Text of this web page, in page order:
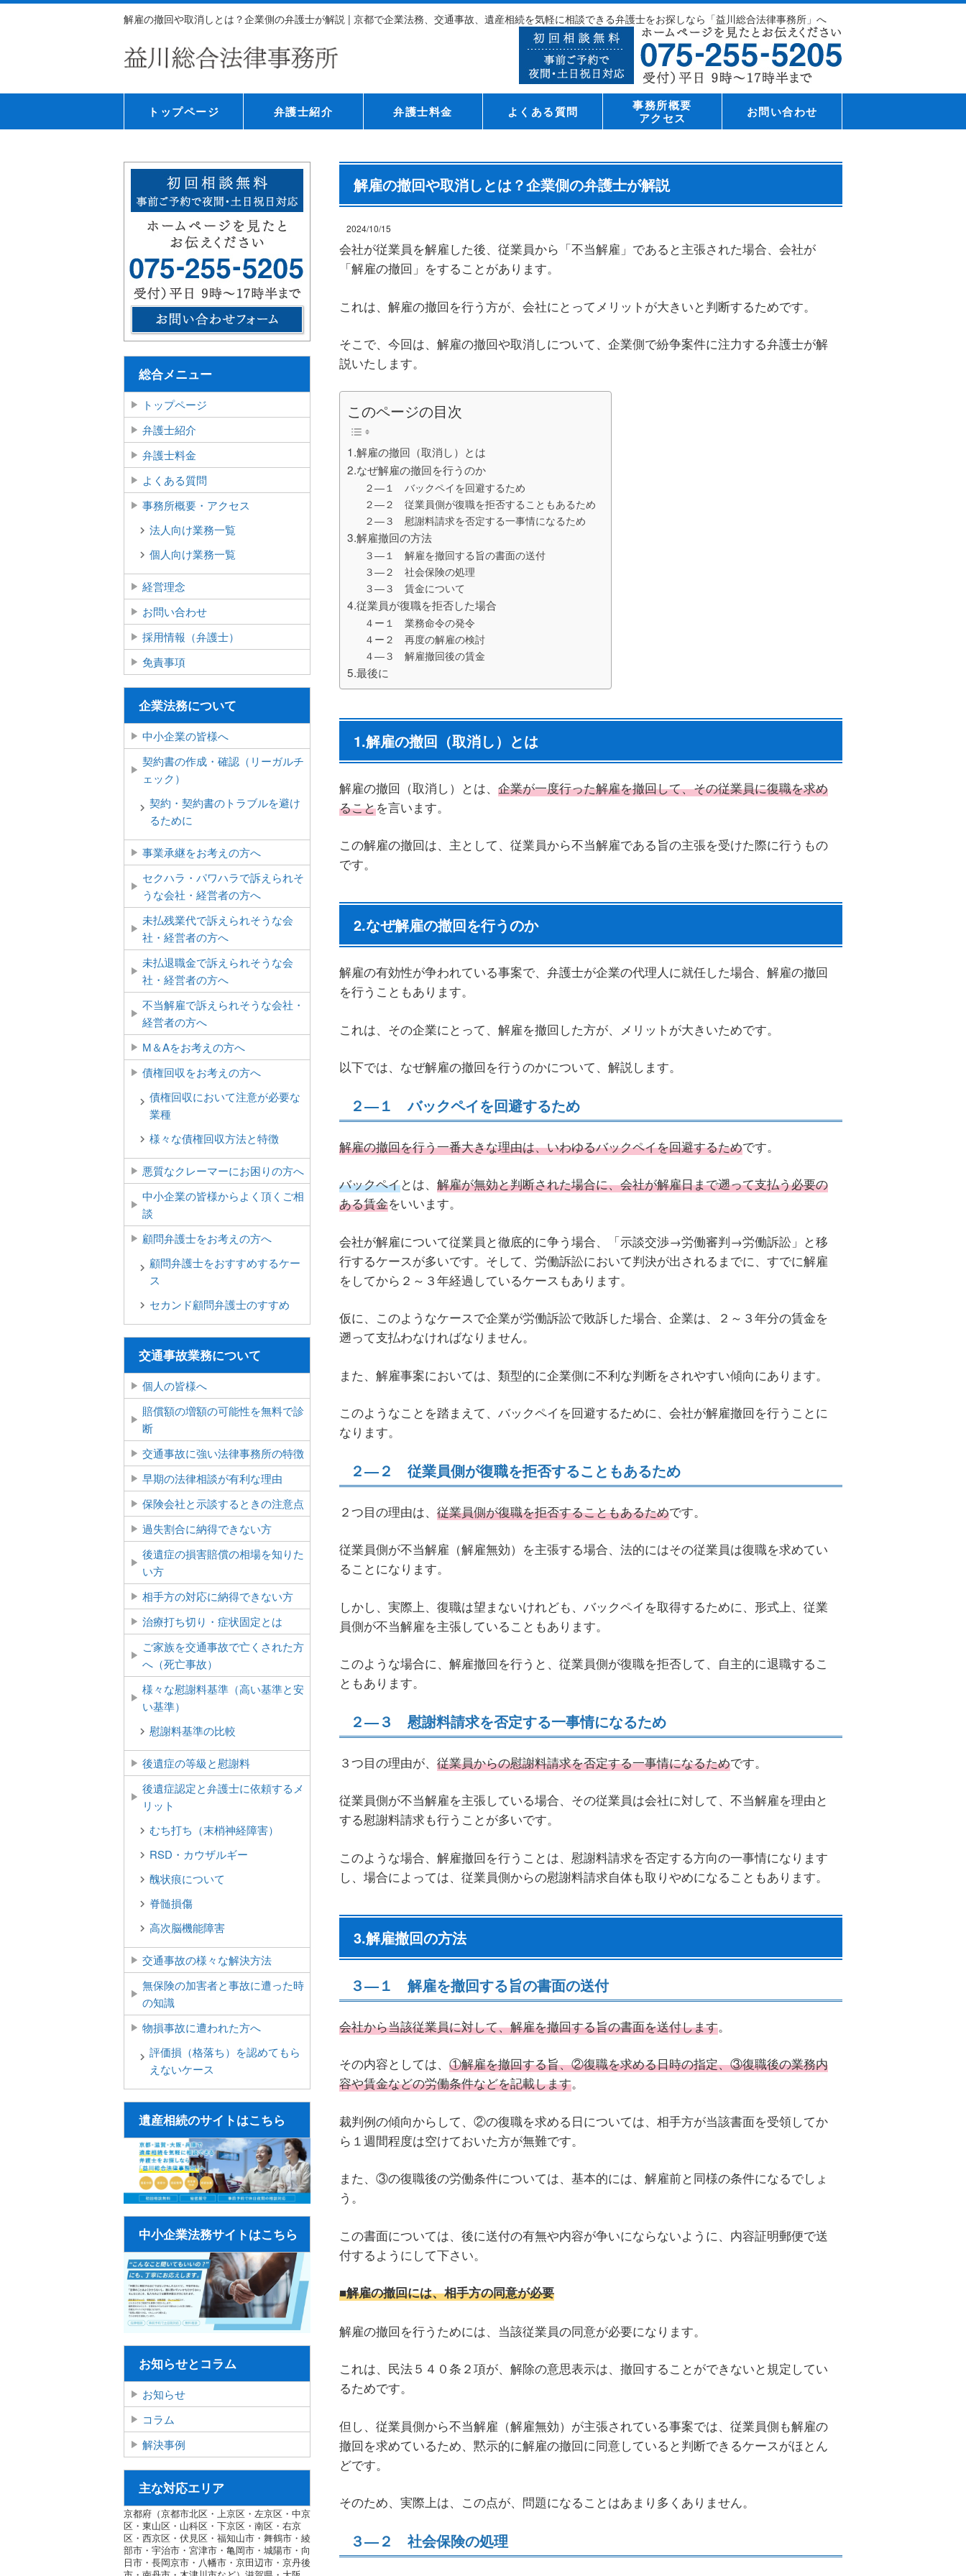
解雇の撤回や取消しとは？企業側の弁護士が解説 | 京都で企業法務、交通事故、遺産相続を気軽に相談できる弁護士をお探しなら「益川総合法律事務所」へ
トップページ 弁護士紹介 弁護士料金 よくある質問
事務所概要
アクセス
お問い合わせ
解雇の撤回や取消しとは？企業側の弁護士が解説
2024/10/15
会社が従業員を解雇した後、従業員から「不当解雇」であると主張された場合、会社が
「解雇の撤回」をすることがあります。
これは、解雇の撤回を行う方が、会社にとってメリットが大きいと判断するためです。
そこで、今回は、解雇の撤回や取消しについて、企業側で紛争案件に注力する弁護士が解
説いたします。
このページの目次
1.解雇の撤回（取消し）とは
2.なぜ解雇の撤回を行うのか
２―１ バックペイを回避するため
２―２ 従業員側が復職を拒否することもあるため
２―３ 慰謝料請求を否定する一事情になるため
3.解雇撤回の方法
３―１ 解雇を撤回する旨の書面の送付
３―２ 社会保険の処理
３―３ 賃金について
4.従業員が復職を拒否した場合
４ー１ 業務命令の発令
４ー２ 再度の解雇の検討
４―３ 解雇撤回後の賃金
5.最後に
1.解雇の撤回（取消し）とは
解雇の撤回（取消し）とは、 企業が一度行った解雇を撤回して、その従業員に復職を求め
ることを言います。
この解雇の撤回は、主として、従業員から不当解雇である旨の主張を受けた際に行うもの
です。
2.なぜ解雇の撤回を行うのか
解雇の有効性が争われている事案で、弁護士が企業の代理人に就任した場合、解雇の撤回
を行うこともあります。
これは、その企業にとって、解雇を撤回した方が、メリットが大きいためです。
以下では、なぜ解雇の撤回を行うのかについて、解説します。
２―１ バックペイを回避するため
解雇の撤回を行う一番大きな理由は、いわゆるバックペイを回避するためです。
バックペイとは、 解雇が無効と判断された場合に、会社が解雇日まで遡って支払う必要の
ある賃金をいいます。
会社が解雇について従業員と徹底的に争う場合、「示談交渉→労働審判→労働訴訟」と移
行するケースが多いです。そして、労働訴訟において判決が出されるまでに、すでに解雇
をしてから２～３年経過しているケースもあります。
仮に、このようなケースで企業が労働訴訟で敗訴した場合、企業は、２～３年分の賃金を
遡って支払わなければなりません。
また、解雇事案においては、類型的に企業側に不利な判断をされやすい傾向にあります。
このようなことを踏まえて、バックペイを回避するために、会社が解雇撤回を行うことに
なります。
２―２ 従業員側が復職を拒否することもあるため
２つ目の理由は、 従業員側が復職を拒否することもあるためです。
従業員側が不当解雇（解雇無効）を主張する場合、法的にはその従業員は復職を求めてい
ることになります。
しかし、実際上、復職は望まないけれども、バックペイを取得するために、形式上、従業
員側が不当解雇を主張していることもあります。
このような場合に、解雇撤回を行うと、従業員側が復職を拒否して、自主的に退職するこ
ともあります。
２―３ 慰謝料請求を否定する一事情になるため
３つ目の理由が、 従業員からの慰謝料請求を否定する一事情になるためです。
従業員側が不当解雇を主張している場合、その従業員は会社に対して、不当解雇を理由と
する慰謝料請求も行うことが多いです。
このような場合、解雇撤回を行うことは、慰謝料請求を否定する方向の一事情になります
し、場合によっては、従業員側からの慰謝料請求自体も取りやめになることもあります。
3.解雇撤回の方法
３―１ 解雇を撤回する旨の書面の送付
会社から当該従業員に対して、解雇を撤回する旨の書面を送付します。
その内容としては、 ①解雇を撤回する旨、②復職を求める日時の指定、③復職後の業務内
容や賃金などの労働条件などを記載します。
裁判例の傾向からして、②の復職を求める日については、相手方が当該書面を受領してか
ら１週間程度は空けておいた方が無難です。
また、③の復職後の労働条件については、基本的には、解雇前と同様の条件になるでしょ
う。
この書面については、後に送付の有無や内容が争いにならないように、内容証明郵便で送
付するようにして下さい。
■解雇の撤回には、相手方の同意が必要
解雇の撤回を行うためには、当該従業員の同意が必要になります。
これは、民法５４０条２項が、解除の意思表示は、撤回することができないと規定してい
るためです。
但し、従業員側から不当解雇（解雇無効）が主張されている事案では、従業員側も解雇の
撤回を求めているため、黙示的に解雇の撤回に同意していると判断できるケースがほとん
どです。
そのため、実際上は、この点が、問題になることはあまり多くありません。
３―２ 社会保険の処理
総合メニュー
トップページ
弁護士紹介
弁護士料金
よくある質問
事務所概要・アクセス
法人向け業務一覧
個人向け業務一覧
経営理念
お問い合わせ
採用情報（弁護士）
免責事項
企業法務について
中小企業の皆様へ
契約書の作成・確認（リーガルチ
ェック）
契約・契約書のトラブルを避け
るために
事業承継をお考えの方へ
セクハラ・パワハラで訴えられそ
うな会社・経営者の方へ
未払残業代で訴えられそうな会
社・経営者の方へ
未払退職金で訴えられそうな会
社・経営者の方へ
不当解雇で訴えられそうな会社・
経営者の方へ
М＆Aをお考えの方へ
債権回収をお考えの方へ
債権回収において注意が必要な
業種
様々な債権回収方法と特徴
悪質なクレーマーにお困りの方へ
中小企業の皆様からよく頂くご相
談
顧問弁護士をお考えの方へ
顧問弁護士をおすすめするケー
ス
セカンド顧問弁護士のすすめ
交通事故業務について
個人の皆様へ
賠償額の増額の可能性を無料で診
断
交通事故に強い法律事務所の特徴
早期の法律相談が有利な理由
保険会社と示談するときの注意点
過失割合に納得できない方
後遺症の損害賠償の相場を知りた
い方
相手方の対応に納得できない方
治療打ち切り・症状固定とは
ご家族を交通事故で亡くされた方
へ（死亡事故）
様々な慰謝料基準（高い基準と安
い基準）
慰謝料基準の比較
後遺症の等級と慰謝料
後遺症認定と弁護士に依頼するメ
リット
むち打ち（末梢神経障害）
RSD・カウザルギー
醜状痕について
脊髄損傷
高次脳機能障害
交通事故の様々な解決方法
無保険の加害者と事故に遭った時
の知識
物損事故に遭われた方へ
評価損（格落ち）を認めてもら
えないケース
遺産相続のサイトはこちら
中小企業法務サイトはこちら
お知らせとコラム
お知らせ
コラム
解決事例
主な対応エリア
京都府（京都市北区・上京区・左京区・中京
区・東山区・山科区・下京区・南区・右京
区・西京区・伏見区・福知山市・舞鶴市・綾
部市・宇治市・宮津市・亀岡市・城陽市・向
日市・長岡京市・八幡市・京田辺市・京丹後